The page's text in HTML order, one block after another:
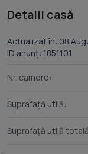
Detalii casă
Actualizat în: 08
ID anunț: 1851101
Nr. camere:
Suprafață utilă:
Suprafață utilă